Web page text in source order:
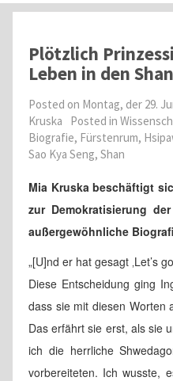
Plötzlich
Leben in den
Posted on Montag, der 29.
Kruska
Posted in
Biografie, Fürstenrum,
Sao Kya Seng, Shan
Mia Kruska beschäftigt
zur Demokratisierung
außergewöhnliche
„[U]nd er hat gesagt ‚Let’s
Diese Entscheidung ging
dass sie mit diesen Worten
Das erfährt sie erst, als sie
ich die herrliche
vorbereiteten. Ich wusste,